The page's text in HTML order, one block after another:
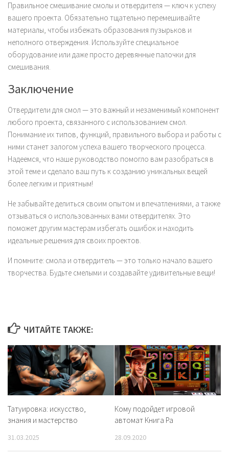
Правильное смешивание смолы и отвердителя — ключ к успеху
вашего проекта. Обязательно тщательно перемешивайте
материалы, чтобы избежать образования пузырьков и
неполного отверждения. Используйте специальное
оборудование или даже просто деревянные палочки для
смешивания.
Заключение
Отвердители для смол — это важный и незаменимый компонент
любого проекта, связанного с использованием смол.
Понимание их типов, функций, правильного выбора и работы с
ними станет залогом успеха вашего творческого процесса.
Надеемся, что наше руководство помогло вам разобраться в
этой теме и сделало ваш путь к созданию уникальных вещей
более легким и приятным!
Не забывайте делиться своим опытом и впечатлениями, а также
отзываться о использованных вами отвердителях. Это
поможет другим мастерам избегать ошибок и находить
идеальные решения для своих проектов.
И помните: смола и отвердитель — это только начало вашего
творчества. Будьте смелыми и создавайте удивительные вещи!
ЧИТАЙТЕ ТАКЖЕ:
Татуировка: искусство,
знания и мастерство
31.03.2025
Кому подойдет игровой
автомат Книга Ра
28.09.2020